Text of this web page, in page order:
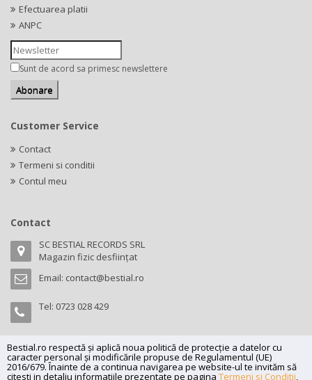
Bestial.ro respectă și aplică noua politică de protecție a datelor cu
caracter personal și modificările propuse de Regulamentul (UE)
2016/679. Înainte de a continua navigarea pe website-ul te invităm să
citesti in detaliu informatiile prezentate pe pagina Termeni si Conditii,
Efectuarea platii
ANPC
Sunt de acord sa primesc newslettere
Customer Service
Contact
Termeni si conditii
Contul meu
Contact
SC BESTIAL RECORDS SRL
Magazin fizic desființat
Email: contact@bestial.ro
Tel: 0723 028 429
Copyright (C) 2026bestial.ro -All rights reserved.